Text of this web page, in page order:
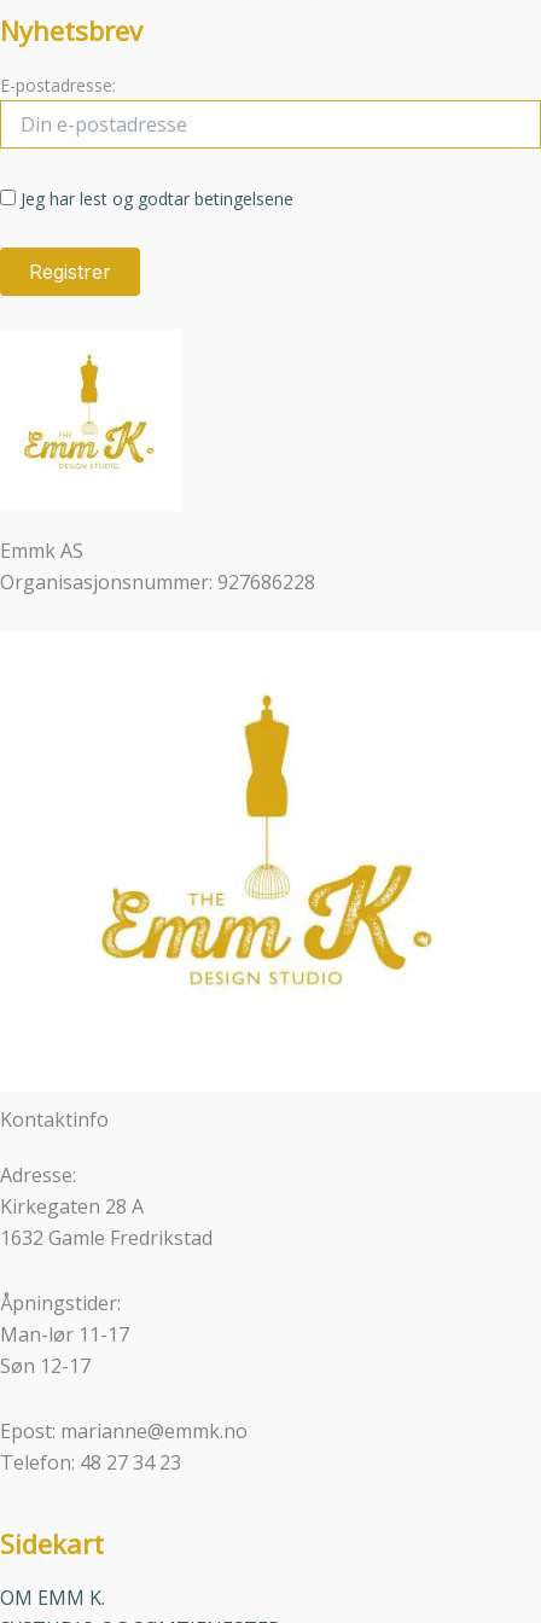
Nyhetsbrev
E-postadresse:
Jeg har lest og godtar betingelsene
Emmk AS
Organisasjonsnummer: 927686228
Kontaktinfo
Adresse:
Kirkegaten 28 A
1632 Gamle Fredrikstad
Åpningstider:
Man-lør 11-17
Søn 12-17
Epost: marianne@emmk.no
Telefon: 48 27 34 23
Sidekart
OM EMM K.